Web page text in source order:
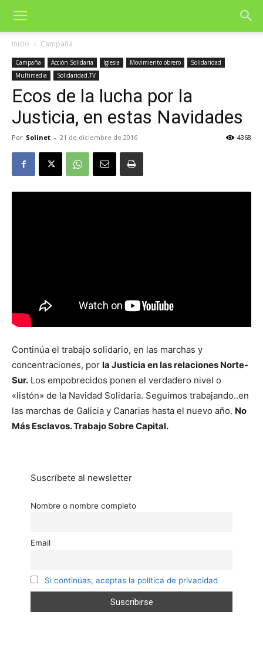
Inicio Campaña
Campaña Acción Solidaria Iglesia Movimiento obrero
Solidaridad
Multimedia
Solidaridad.TV
Ecos de la lucha por la
Justicia, en estas Navidades
Por Solinet - 21 de diciembre de 2016 4368
Continúa el trabajo solidario, en las marchas y
concentraciones, por la Justicia en las relaciones Norte-
Sur. Los empobrecidos ponen el verdadero nivel o
«listón» de la Navidad Solidaria. Seguimos trabajando..en
las marchas de Galicia y Canarias hasta el nuevo año. No
Más Esclavos. Trabajo Sobre Capital.
Suscríbete al newsletter
Nombre o nombre completo
Email
Si continúas, aceptas la política de privacidad